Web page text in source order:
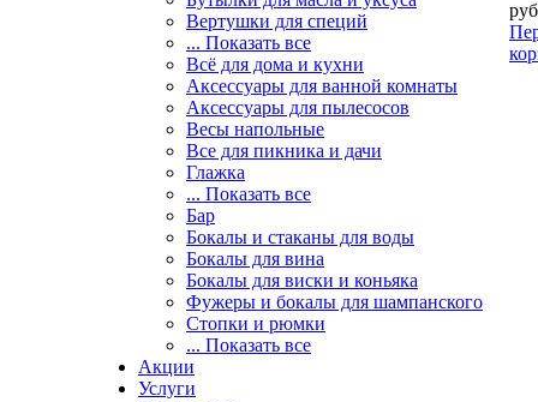
Вертушки для специй
... Показать все
Всё для дома и кухни
Аксессуары для ванной комнаты
Аксессуары для пылесосов
Весы напольные
Все для пикника и дачи
Глажка
... Показать все
Бар
Бокалы и стаканы для воды
Бокалы для вина
Бокалы для виски и коньяка
Фужеры и бокалы для шампанского
Стопки и рюмки
... Показать все
Акции
Услуги